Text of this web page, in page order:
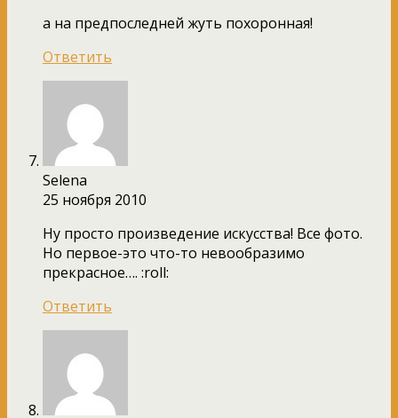
а на предпоследней жуть похоронная!
Ответить
Selena
25 ноября 2010
Ну просто произведение искусства! Все фото.
Но первое-это что-то невообразимо
прекрасное…. :roll:
Ответить